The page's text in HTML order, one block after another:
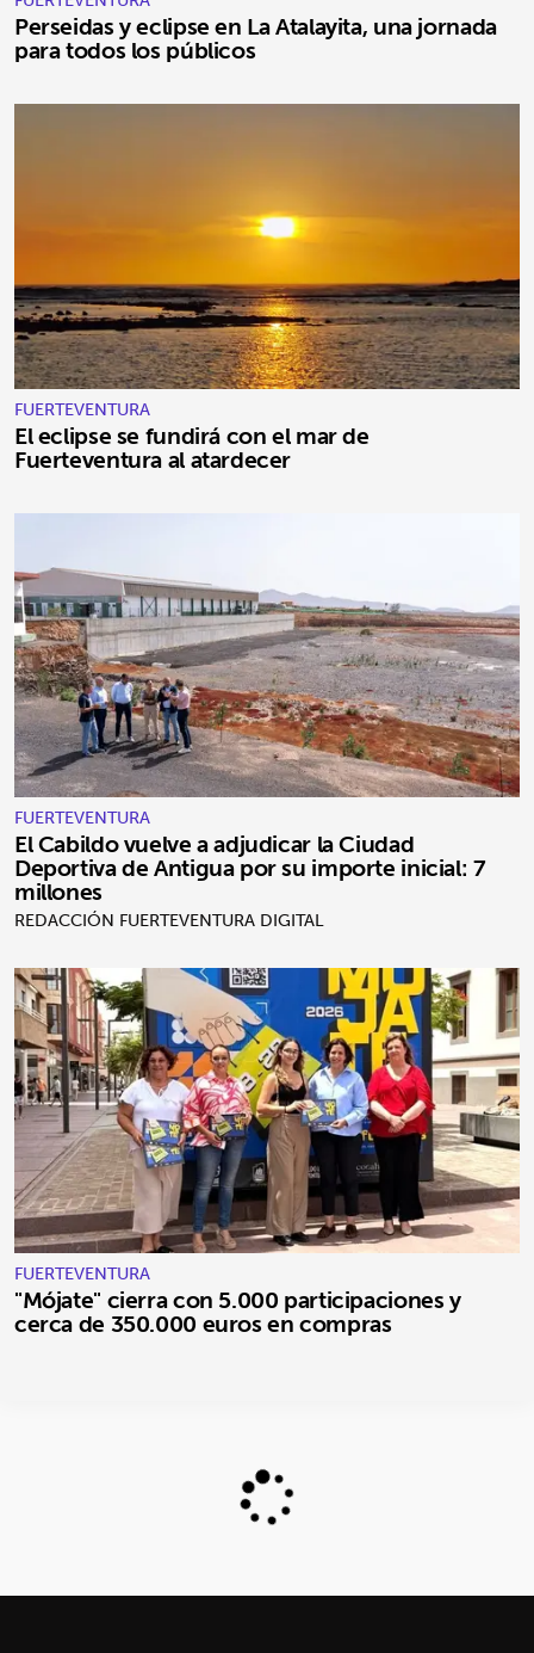
Perseidas y eclipse en La Atalayita, una jornada
para todos los públicos
FUERTEVENTURA
El eclipse se fundirá con el mar de
Fuerteventura al atardecer
FUERTEVENTURA
El Cabildo vuelve a adjudicar la Ciudad
Deportiva de Antigua por su importe inicial: 7
millones
REDACCIÓN FUERTEVENTURA DIGITAL
FUERTEVENTURA
"Mójate" cierra con 5.000 participaciones y
cerca de 350.000 euros en compras